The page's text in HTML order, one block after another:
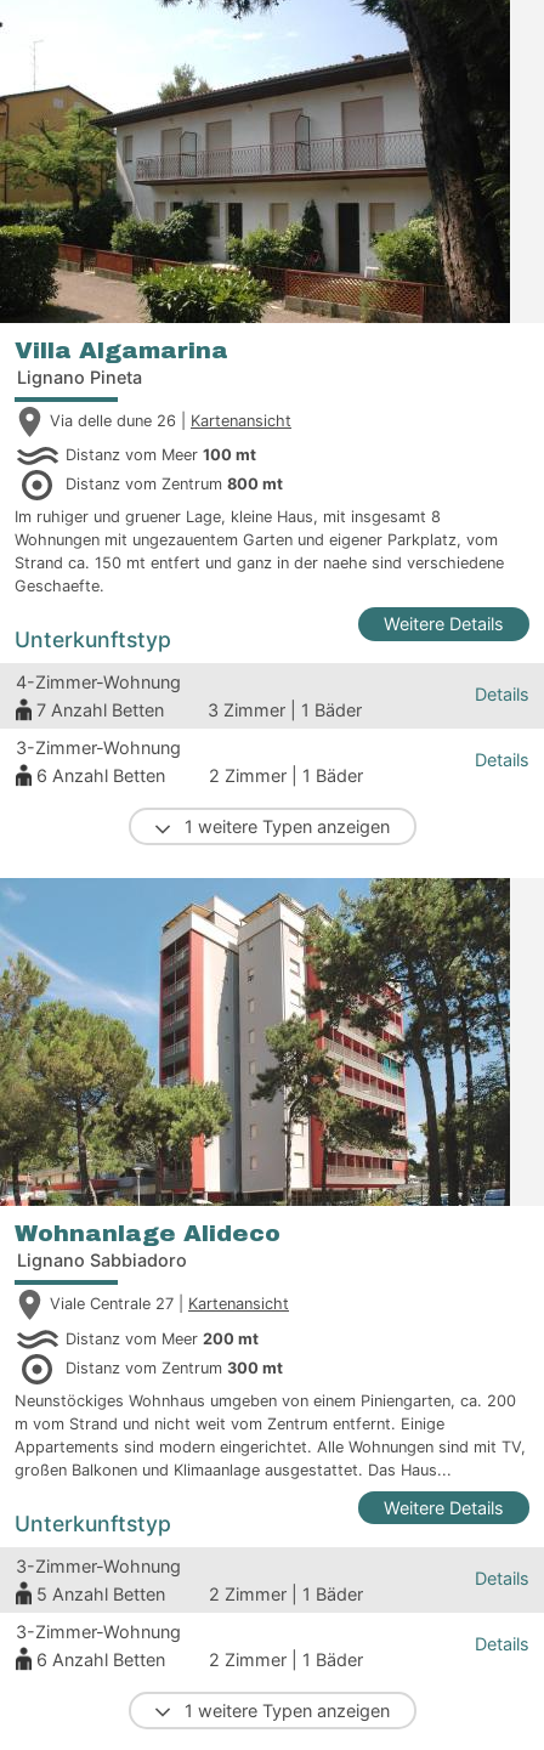
Villa Algamarina
Lignano Pineta
Via delle dune 26 | Kartenansicht
Distanz vom Meer 100 mt
Distanz vom Zentrum 800 mt
Im ruhiger und gruener Lage, kleine Haus, mit insgesamt 8
Wohnungen mit ungezauentem Garten und eigener Parkplatz, vom
Strand ca. 150 mt entfert und ganz in der naehe sind verschiedene
Geschaefte.
Weitere Details
Unterkunftstyp
4-Zimmer-Wohnung
7 Anzahl Betten 3 Zimmer | 1 Bäder
Details
3-Zimmer-Wohnung
6 Anzahl Betten 2 Zimmer | 1 Bäder
Details
1 weitere Typen anzeigen
Wohnanlage Alideco
Lignano Sabbiadoro
Viale Centrale 27 | Kartenansicht
Distanz vom Meer 200 mt
Distanz vom Zentrum 300 mt
Neunstöckiges Wohnhaus umgeben von einem Piniengarten, ca. 200
m vom Strand und nicht weit vom Zentrum entfernt. Einige
Appartements sind modern eingerichtet. Alle Wohnungen sind mit TV,
großen Balkonen und Klimaanlage ausgestattet. Das Haus...
Weitere Details
Unterkunftstyp
3-Zimmer-Wohnung
5 Anzahl Betten 2 Zimmer | 1 Bäder
Details
3-Zimmer-Wohnung
6 Anzahl Betten 2 Zimmer | 1 Bäder
Details
1 weitere Typen anzeigen